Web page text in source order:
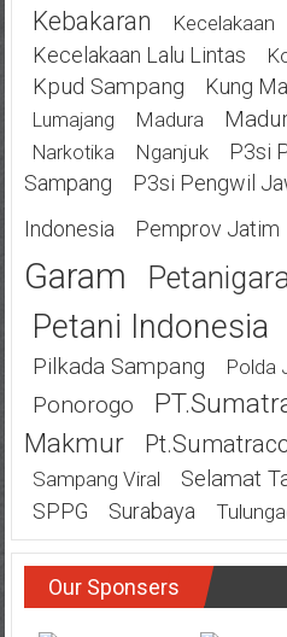
Kebakaran Kecelakaan
Kecelakaan Lalu Lintas
Kpud Sampang Kung
Lumajang
Madura
Narkotika Nganjuk P3si
Sampang
P3si Pengwil
Indonesia
Pemprov Jatim
Garam
Petani Indonesia
Pilkada Sampang Polda
Ponorogo
Makmur
Sampang Viral Selamat
SPPG Surabaya
Our Sponsers